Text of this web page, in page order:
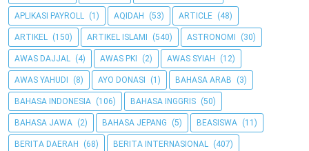
APLIKASI PAYROLL (1) AQIDAH (53) ARTICLE (48)
ARTIKEL (150) ARTIKEL ISLAMI (540) ASTRONOMI (30)
AWAS DAJJAL (4) AWAS PKI (2) AWAS SYIAH (12)
AWAS YAHUDI (8) AYO DONASI (1) BAHASA ARAB (3)
BAHASA INDONESIA (106) BAHASA INGGRIS (50)
BAHASA JAWA (2) BAHASA JEPANG (5) BEASISWA (11)
BERITA DAERAH (68) BERITA INTERNASIONAL (407)